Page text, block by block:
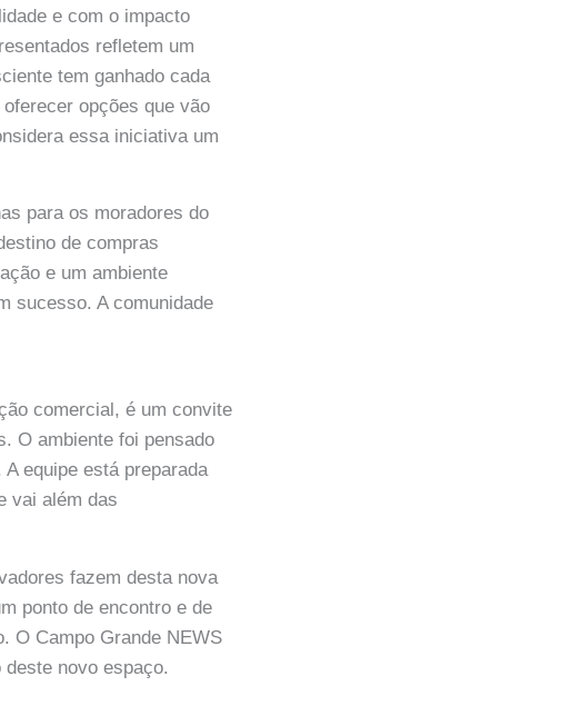
e com o impacto
refletem um
tem ganhado cada
opções que vão
essa iniciativa um
para os moradores do
de compras
e um ambiente
sucesso. A comunidade
comercial, é um convite
O ambiente foi pensado
equipe está preparada
vai além das
fazem desta nova
ponto de encontro e de
O Campo Grande NEWS
novo espaço.